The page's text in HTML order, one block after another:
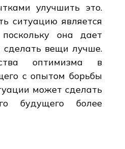
улучшить это.
ситуацию является
она дает
сделать вещи лучше.
оптимизма в
с опытом борьбы
может сделать
будущего более